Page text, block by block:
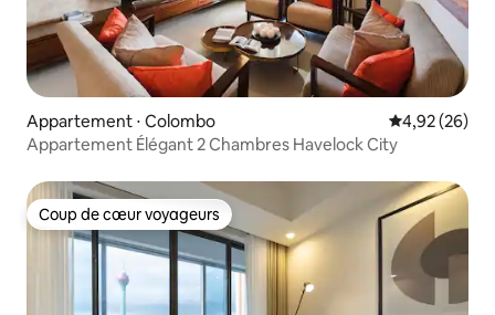
Appartement ⋅ Colombo Évaluation
4,92 (26)
Appartement Élégant 2 Chambres Havelock City
Coup de cœur voyageurs
Coup de cœur voyageurs